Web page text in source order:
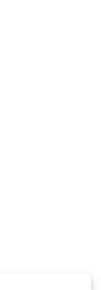
и получайте новости